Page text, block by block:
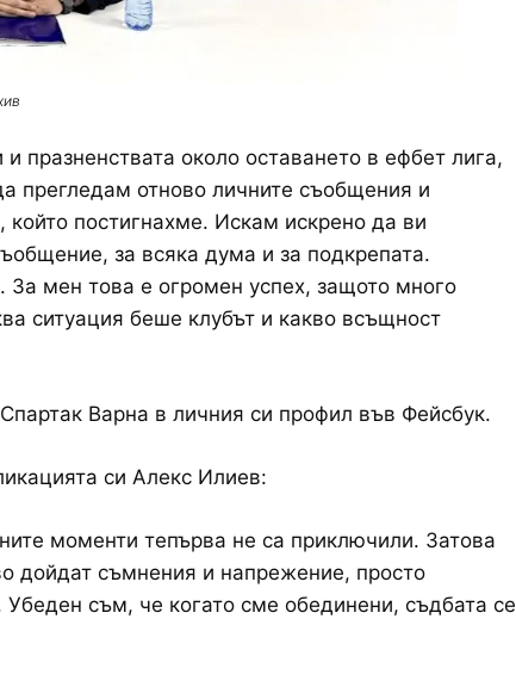
празненствата около оставането в ефбет лига,
прегледам отново личните съобщения и
който постигнахме. Искам искрено да ви
за всяка дума и за подкрепата.
За мен това е огромен успех, защото много
ситуация беше клубът и какво всъщност
Варна в личния си профил във Фейсбук.
си Алекс Илиев:
моменти тепърва не са приключили. Затова
дойдат съмнения и напрежение, просто
Убеден съм, че когато сме обединени, съдбата се